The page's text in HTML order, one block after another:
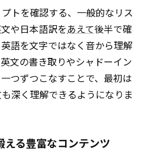
トを確認する、一般的なリス
や日本語訳をあえて後半で確
語を文字ではなく音から理解
文の書き取りやシャドーイン
つずつこなすことで、最初は
深く理解できるようになりま
える豊富なコンテンツ